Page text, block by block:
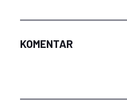
KOMENTAR